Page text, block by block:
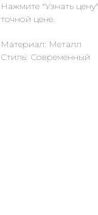
Нажмите "Узнать
точной цене.
Материал: Металл
Стиль: Современный